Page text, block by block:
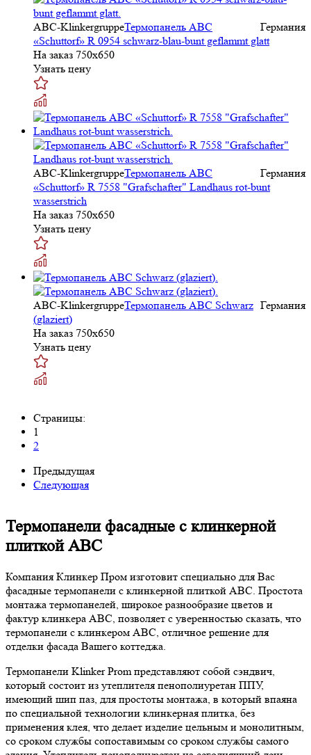
ABC-Klinkergruppe Германия
Термопанель ABC
«Schuttorf» R 0954 schwarz-blau-bunt geflammt glatt
На заказ 750x650
Узнать цену
ABC-Klinkergruppe Германия
Термопанель ABC
«Schuttorf» R 7558 "Grafschafter" Landhaus rot-bunt
wasserstrich
На заказ 750x650
Узнать цену
ABC-Klinkergruppe Германия
Термопанель ABC Schwarz
(glaziert)
На заказ 750x650
Узнать цену
Страницы:
1
2
Предыдущая
Следующая
Термопанели фасадные с клинкерной
плиткой ABC
Компания Клинкер Пром изготовит специально для Вас
фасадные термопанели с клинкерной плиткой ABC. Простота
монтажа термопанелей, широкое разнообразие цветов и
фактур клинкера ABC, позволяет с уверенностью сказать, что
термопанели с клинкером ABC, отличное решение для
отделки фасада Вашего коттеджа.
Термопанели Klinker Prom представляют собой сэндвич,
который состоит из утеплителя пенополиуретан ППУ,
имеющий шип паз, для простоты монтажа, в который впаяна
по специальной технологии клинкерная плитка, без
применения клея, что делает изделие цельным и монолитным,
со сроком службы сопоставимым со сроком службы самого